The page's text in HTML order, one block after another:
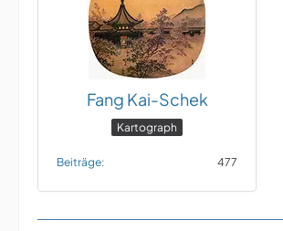
Fang Kai-Schek
Kartograph
Beiträge 477